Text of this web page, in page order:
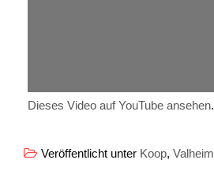
Dieses Video auf YouTube ansehen.
Veröffentlicht unter Koop, Valheim